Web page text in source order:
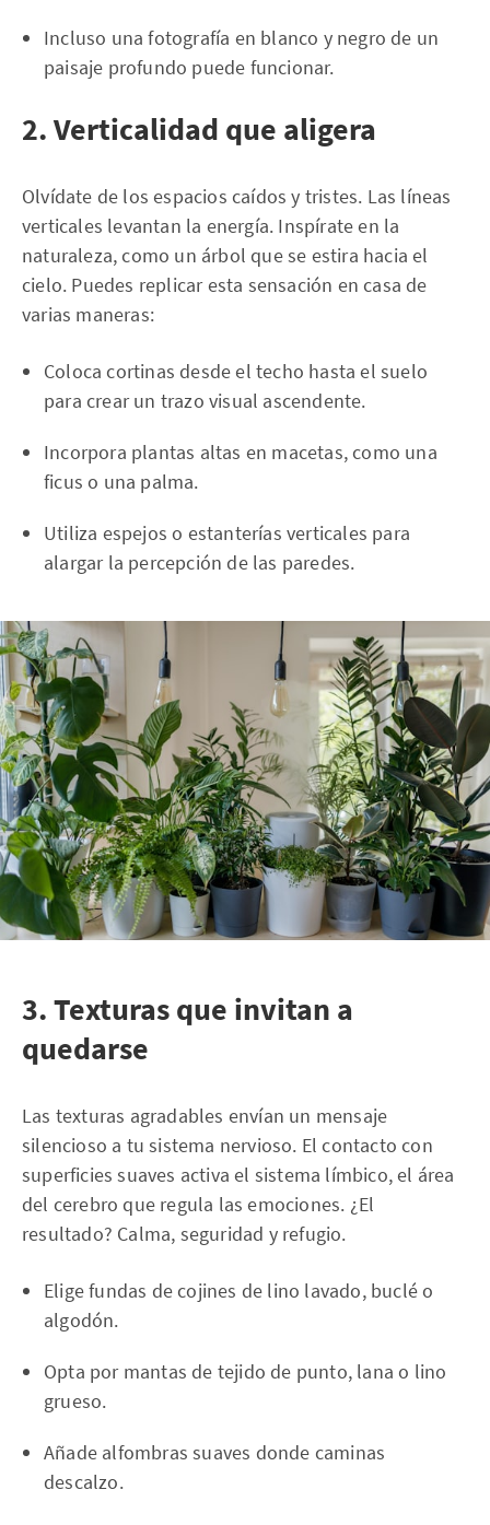
Incluso una fotografía en blanco y negro de un
paisaje profundo puede funcionar.
2. Verticalidad que aligera
Olvídate de los espacios caídos y tristes. Las líneas
verticales levantan la energía. Inspírate en la
naturaleza, como un árbol que se estira hacia el
cielo. Puedes replicar esta sensación en casa de
varias maneras:
Coloca cortinas desde el techo hasta el suelo
para crear un trazo visual ascendente.
Incorpora plantas altas en macetas, como una
ficus o una palma.
Utiliza espejos o estanterías verticales para
alargar la percepción de las paredes.
3. Texturas que invitan a
quedarse
Las texturas agradables envían un mensaje
silencioso a tu sistema nervioso. El contacto con
superficies suaves activa el sistema límbico, el área
del cerebro que regula las emociones. ¿El
resultado? Calma, seguridad y refugio.
Elige fundas de cojines de lino lavado, buclé o
algodón.
Opta por mantas de tejido de punto, lana o lino
grueso.
Añade alfombras suaves donde caminas
descalzo.